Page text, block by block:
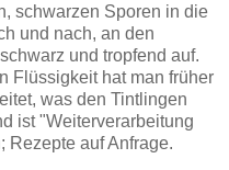
schwarzen Sporen in die
und nach, an den
und tropfend auf.
Flüssigkeit hat man früher
was den Tintlingen
ist "Weiterverarbeitung
Rezepte auf Anfrage.